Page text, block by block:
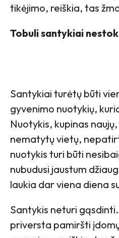
tikėjimo, reiškia, tas
Tobuli santykiai
Santykiai turėtų būti
gyvenimo nuotykių,
Nuotykis, kupinas
nematytų vietų,
nuotykis turi būti
nubudusi jaustum
laukia dar viena diena
Santykis neturi
priversta pamiršti